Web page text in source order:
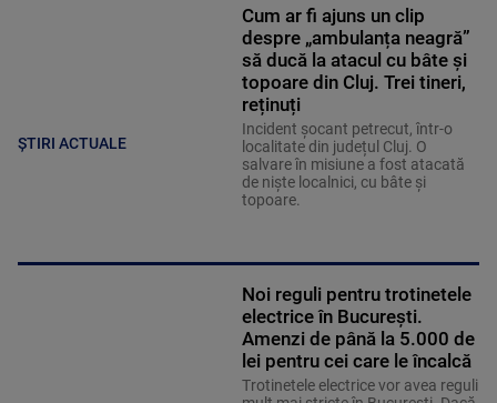
ȘTIRI ACTUALE
Cum ar fi ajuns un clip
despre „ambulanța neagră”
să ducă la atacul cu bâte și
topoare din Cluj. Trei tineri,
reținuți
Incident șocant petrecut, într-o
localitate din județul Cluj. O
salvare în misiune a fost atacată
de niște localnici, cu bâte și
topoare.
Noi reguli pentru trotinetele
electrice în București.
Amenzi de până la 5.000 de
lei pentru cei care le încalcă
Trotinetele electrice vor avea reguli